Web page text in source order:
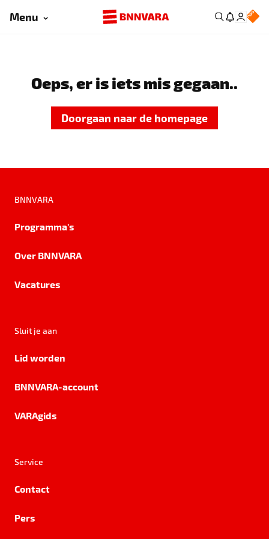
Menu
Oeps, er is iets mis gegaan..
Doorgaan naar de homepage
BNNVARA
Programma's
Over BNNVARA
Vacatures
Sluit je aan
Lid worden
BNNVARA-account
VARAgids
Service
Contact
Pers